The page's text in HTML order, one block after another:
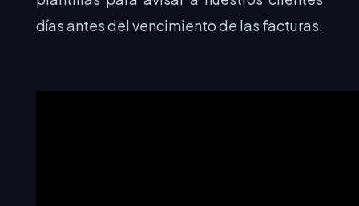
días antes del vencimiento de las facturas.